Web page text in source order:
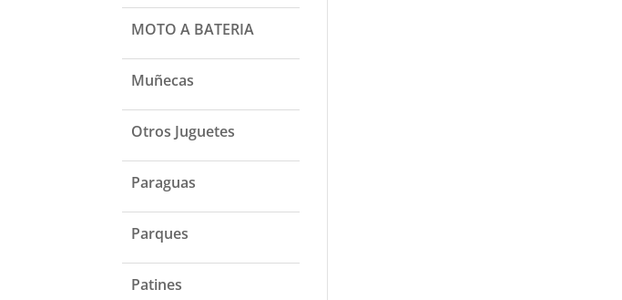
MOTO A BATERIA
Muñecas
Otros Juguetes
Paraguas
Parques
Patines